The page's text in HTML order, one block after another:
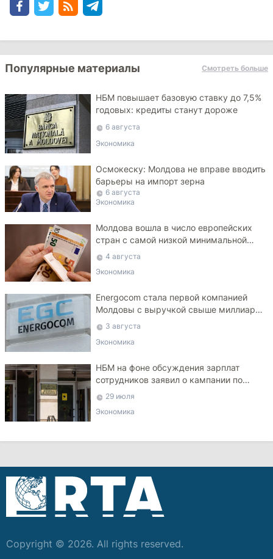
Популярные материалы Смотреть больше
НБМ повышает базовую ставку до 7,5%
годовых: кредиты станут дороже
6 августа
Экономика
Осмокеску: Молдова не вправе вводить
барьеры на импорт зерна
6 августа
Экономика
Молдова вошла в число европейских
стран с самой низкой минимальной
зарплатой
4 августа
Экономика
Energocom стала первой компанией
Молдовы с выручкой свыше миллиарда
евро3 августа
Экономика
НБМ на фоне обсуждения зарплат
сотрудников заявил о кампании по
дискредитации учреждения
29 июля
Экономика
Copyright © 2026. All rights reserved.